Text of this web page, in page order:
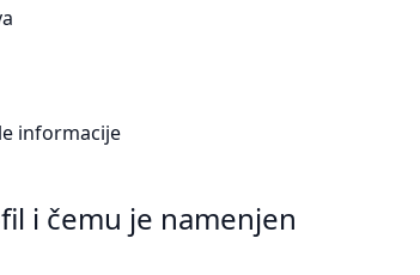
informacije
i čemu je namenjen